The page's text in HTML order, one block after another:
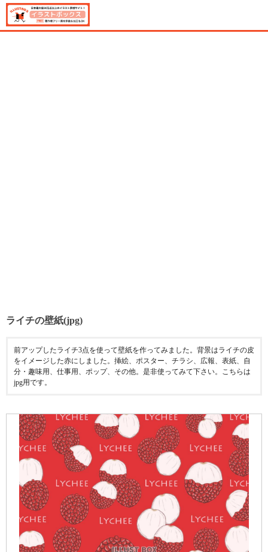
ライチの壁紙(jpg)
前アップしたライチ3点を使って壁紙を作ってみました。背景はライチの皮
をイメージした赤にしました。挿絵、ポスター、チラシ、広報、表紙、自
分・趣味用、仕事用、ポップ、その他。是非使ってみて下さい。こちらは
jpg用です。